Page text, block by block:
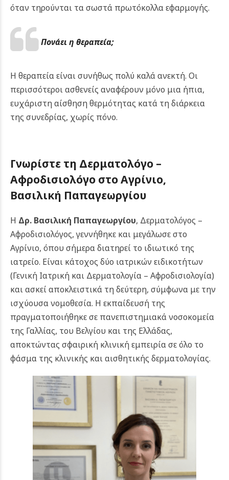
όταν τηρούνται τα σωστά πρωτόκολλα εφαρμογής.
Πονάει η θεραπεία;
Η θεραπεία είναι συνήθως πολύ καλά ανεκτή. Οι
περισσότεροι ασθενείς αναφέρουν μόνο μια ήπια,
ευχάριστη αίσθηση θερμότητας κατά τη διάρκεια
της συνεδρίας, χωρίς πόνο.
Γνωρίστε τη Δερματολόγο –
Αφροδισιολόγο στοΑγρίνιο,
Βασιλική Παπαγεωργίου
Η Δρ. Βασιλική Παπαγεωργίου, Δερματολόγος –
Αφροδισιολόγος, γεννήθηκε και μεγάλωσε στο
Αγρίνιο, όπου σήμερα διατηρεί το ιδιωτικό της
ιατρείο. Είναι κάτοχος δύο ιατρικών ειδικοτήτων
(Γενική Ιατρική και Δερματολογία – Αφροδισιολογία)
και ασκεί αποκλειστικά τη δεύτερη, σύμφωνα με την
ισχύουσα νομοθεσία. Η εκπαίδευσή της
πραγματοποιήθηκε σε πανεπιστημιακά νοσοκομεία
της Γαλλίας, του Βελγίου και της Ελλάδας,
αποκτώντας σφαιρική κλινική εμπειρία σε όλο το
φάσμα της κλινικής και αισθητικής δερματολογίας.